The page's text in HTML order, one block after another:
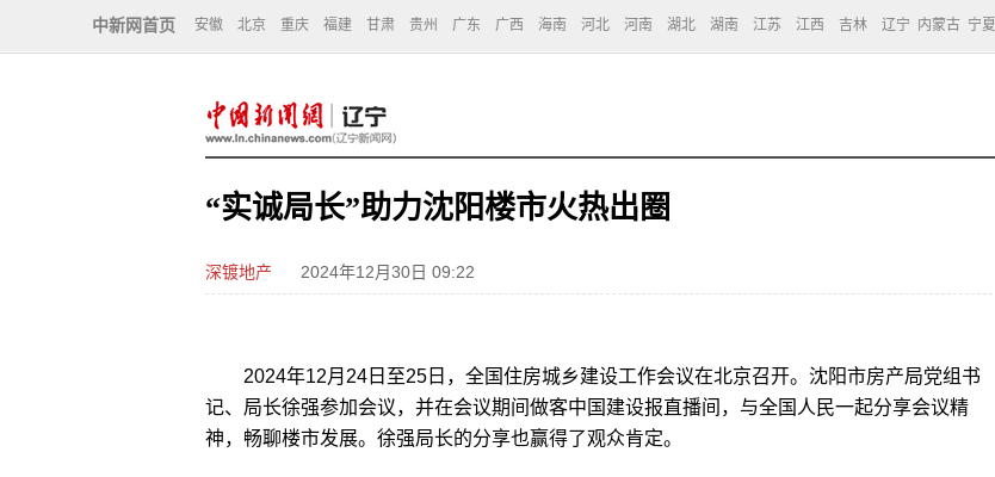
中新网首页 安徽 北京 重庆 福建 甘肃 贵州 广东 广西 海南 河北 河南 湖北 湖南 江苏 江西 吉林 辽宁 内蒙古 宁夏
“实诚局长”助力沈阳楼市火热出圈
深镀地产 2024年12月30日 09:22
2024年12月24日至25日，全国住房城乡建设工作会议在北京召开。沈阳市房产局党组书
记、局长徐强参加会议，并在会议期间做客中国建设报直播间，与全国人民一起分享会议精
神，畅聊楼市发展。徐强局长的分享也赢得了观众肯定。